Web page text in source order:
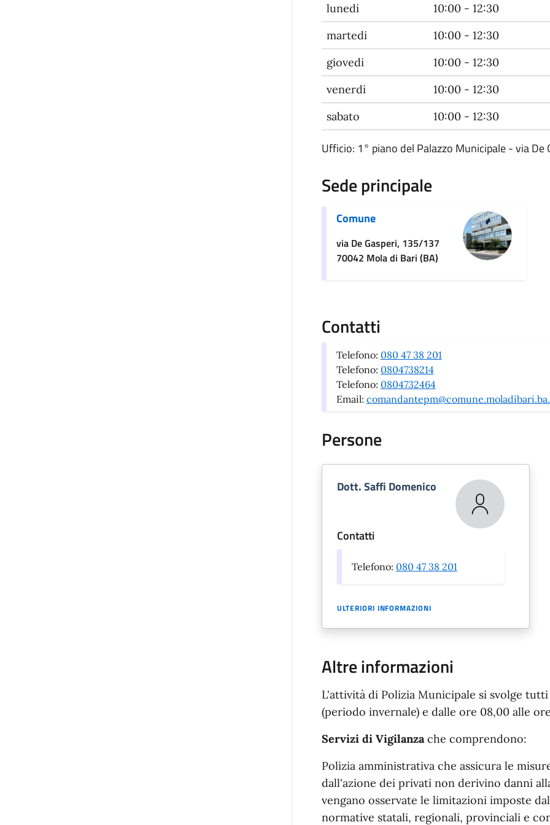
lunedi
10:00 - 12:30
martedi
10:00 - 12:30
giovedi
10:00 - 12:30
venerdi
10:00 - 12:30
sabato
10:00 - 12:30
Ufficio: 1° piano del Palazzo Municipale - via De
Sede principale
Comune
via De Gasperi, 135/137
70042 Mola di Bari (BA)
Contatti
Telefono: 080 47 38 201
Telefono: 0804738214
Telefono: 0804732464
Email:
Persone
Dott. Saffi Domenico
Contatti
Telefono: 080 47 38 201
ULTERIORI INFORMAZIONI
Altre informazioni
L'attività di Polizia Municipale si svolge
(periodo invernale) e dalle ore 08,00 alle
Servizi di Vigilanzache comprendono:
Polizia amministrativa che assicura le
dall'azione dei privati non derivino danni
vengano osservate le limitazioni imposte
normative statali, regionali, provinciali e